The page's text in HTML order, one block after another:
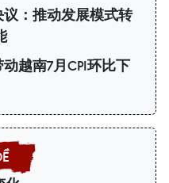
：推动发展模式转
越南7月CPI环比下